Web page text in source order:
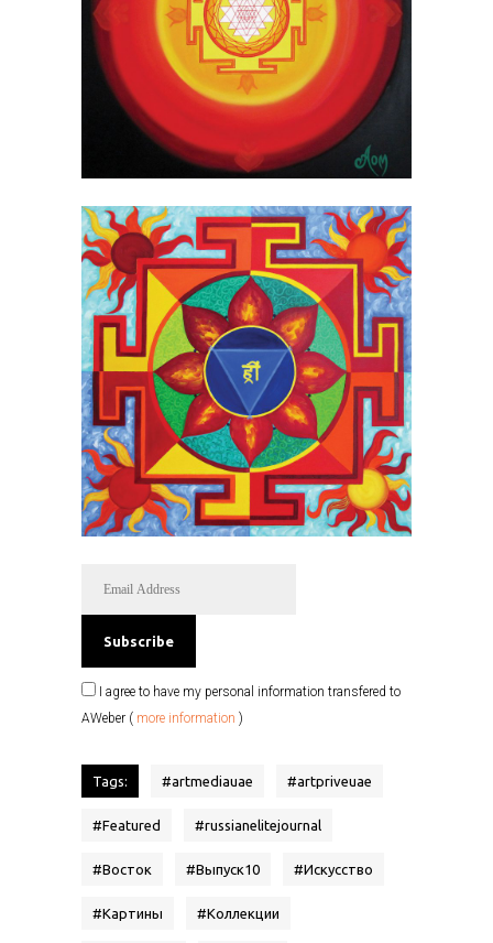
I agree to have my personal information transfered to
AWeber ( more information )
Tags: #artmediauae #artpriveuae
#Featured #russianelitejournal
#Восток #Выпуск10 #Искусство
#Картины #Коллекции